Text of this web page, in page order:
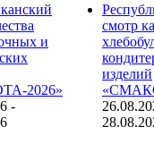
и
2026»
-
смотр
изделий